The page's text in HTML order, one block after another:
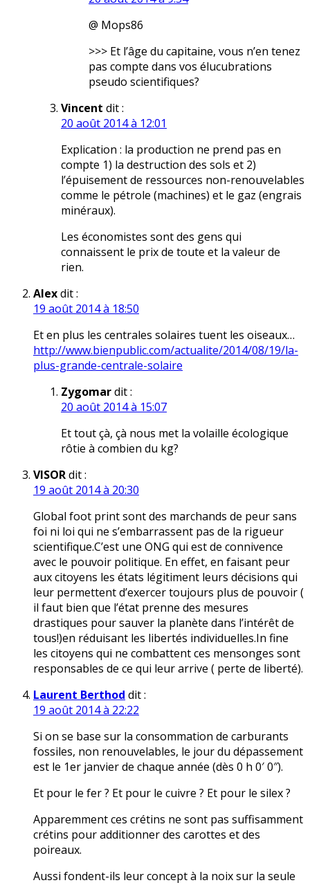
@ Mops86
>>> Et l’âge du capitaine, vous n’en tenez
pas compte dans vos élucubrations
pseudo scientifiques?
Vincent dit :
20 août 2014 à 12:01
Explication : la production ne prend pas en
compte 1) la destruction des sols et 2)
l’épuisement de ressources non-renouvelables
comme le pétrole (machines) et le gaz (engrais
minéraux).
Les économistes sont des gens qui
connaissent le prix de toute et la valeur de
rien.
Alexdit :
19 août 2014 à 18:50
Et en plus les centrales solaires tuent les oiseaux…
http://www.bienpublic.com/actualite/2014/08/19/la-
plus-grande-centrale-solaire
Zygomardit :
20 août 2014 à 15:07
Et tout çà, çà nous met la volaille écologique
rôtie à combien du kg?
VISORdit :
19 août 2014 à 20:30
Global foot print sont des marchands de peur sans
foi ni loi qui ne s’embarrassent pas de la rigueur
scientifique.C’est une ONG qui est de connivence
avec le pouvoir politique. En effet, en faisant peur
aux citoyens les états légitiment leurs décisions qui
leur permettent d’exercer toujours plus de pouvoir (
il faut bien que l’état prenne des mesures
drastiques pour sauver la planète dans l’intérêt de
tous!)en réduisant les libertés individuelles.In fine
les citoyens qui ne combattent ces mensonges sont
responsables de ce qui leur arrive ( perte de liberté).
Laurent Berthod dit :
19 août 2014 à 22:22
Si on se base sur la consommation de carburants
fossiles, non renouvelables, le jour du dépassement
est le 1er janvier de chaque année (dès 0 h 0′ 0″).
Et pour le fer ? Et pour le cuivre ? Et pour le silex ?
Apparemment ces crétins ne sont pas suffisamment
crétins pour additionner des carottes et des
poireaux.
Aussi fondent-ils leur concept à la noix sur la seule